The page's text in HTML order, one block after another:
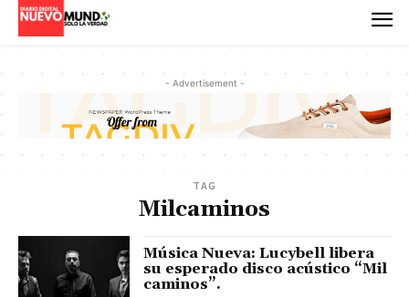
- Advertisement -
TAG
Milcaminos
Música Nueva: Lucybell libera
su esperado disco acústico “Mil
caminos”.